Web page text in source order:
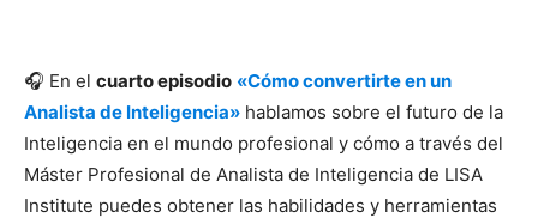
🎧 En el cuarto episodio «Cómo convertirte en un
Analista de Inteligencia» hablamos sobre el futuro de la
Inteligencia en el mundo profesional y cómo a través del
Máster Profesional de Analista de Inteligencia de LISA
Institute puedes obtener las habilidades y herramientas